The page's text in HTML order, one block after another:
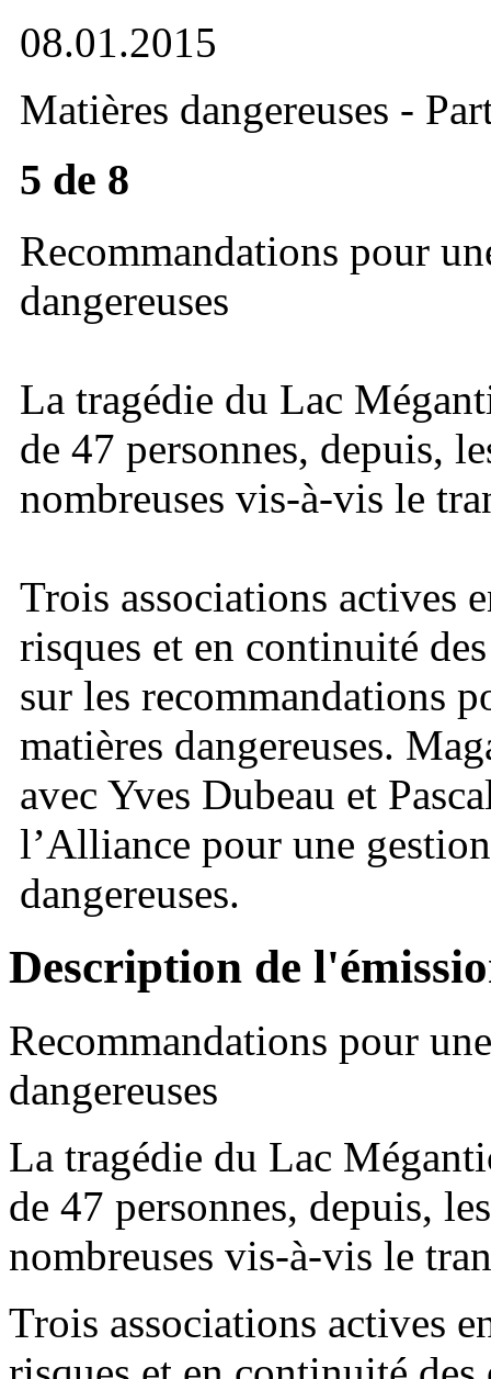
08.01.2015
Matières dangereuses -
5 de 8
Recommandations pour
dangereuses
La tragédie du Lac
de 47 personnes, depuis,
nombreuses vis-à-vis le
Trois associations actives
risques et en continuité
sur les recommandations
matières dangereuses.
avec Yves Dubeau et
l’Alliance pour une
dangereuses.
Description de
Recommandations pour
dangereuses
La tragédie du Lac
de 47 personnes, depuis,
nombreuses vis-à-vis le
Trois associations actives